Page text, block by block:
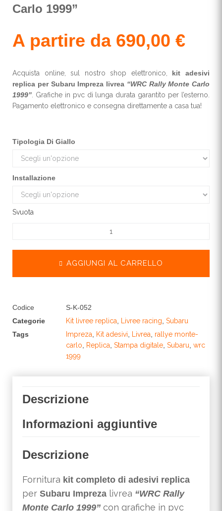
Carlo 1999”
A partire da 690,00 €
Acquista online, sul nostro shop elettronico, kit adesivi
replica per Subaru Impreza livrea “WRC Rally Monte Carlo
1999” . Grafiche in pvc di lunga durata garantito per l’esterno.
Pagamento elettronico e consegna direttamente a casa tua!
Tipologia Di Giallo
Installazione
Svuota
AGGIUNGI AL CARRELLO
Codice
S-K-052
Categorie
Kit livree replica Livree racing Subaru
Tags
Impreza Kit adesivi Livrea
rallye monte-
carlo
Replica Stampa digitale Subaru wrc
1999
Descrizione
Informazioni aggiuntive
Descrizione
Fornitura kit completo di adesivi replica
per Subaru Impreza livrea “WRC Rally
Monte Carlo 1999” con grafiche in pvc